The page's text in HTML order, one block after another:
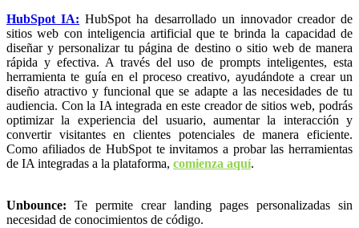
HubSpot IA: HubSpot ha desarrollado un innovador creador de
sitios web con inteligencia artificial que te brinda la capacidad de
diseñar y personalizar tu página de destino o sitio web de manera
rápida y efectiva. A través del uso de prompts inteligentes, esta
herramienta te guía en el proceso creativo, ayudándote a crear un
diseño atractivo y funcional que se adapte a las necesidades de tu
audiencia. Con la IA integrada en este creador de sitios web, podrás
optimizar la experiencia del usuario, aumentar la interacción y
convertir visitantes en clientes potenciales de manera eficiente.
Como afiliados de HubSpot te invitamos a probar las herramientas
de IA integradas a la plataforma, comienza aquí.
Unbounce: Te permite crear landing pages personalizadas sin
necesidad de conocimientos de código.